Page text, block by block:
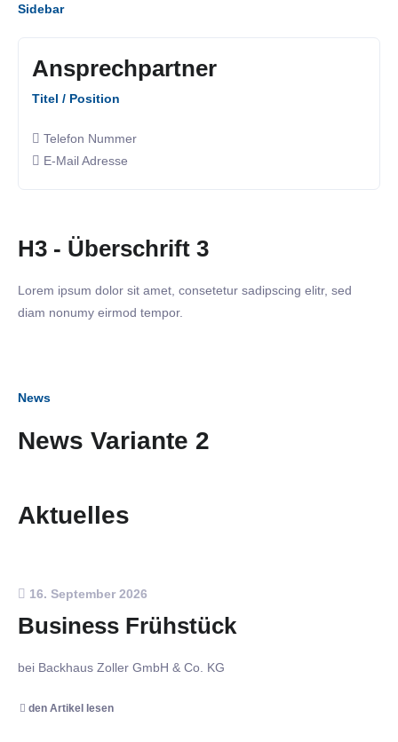
Sidebar
Ansprechpartner
Titel / Position
Telefon Nummer
E-Mail Adresse
H3 - Überschrift 3
Lorem ipsum dolor sit amet, consetetur sadipscing elitr, sed
diam nonumy eirmod tempor.
News
News Variante 2
Aktuelles
16. September 2026
Business Frühstück
bei Backhaus Zoller GmbH & Co. KG
den Artikel lesen